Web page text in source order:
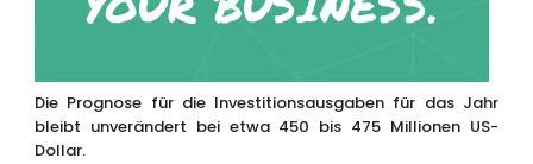
Die Prognose für die Investitionsausgaben für das Jahr
bleibt unverändert bei etwa 450 bis 475 Millionen US-
Dollar.